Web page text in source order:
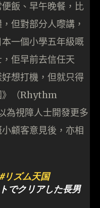
飯、早午晚餐，比
但對部分人嚟講，
一個小學五年級嘅
佢早前去信任天
想打機，但就只得
》（Rhythm
為視障人士開發更多
顧客意見後，亦相
#リズム天国
でクリアした長男